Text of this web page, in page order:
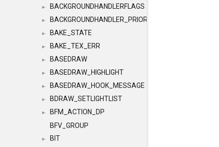
► BACKGROUNDHANDLERFLAGS
► BACKGROUNDHANDLER_PRIORITY
► BAKE_STATE
► BAKE_TEX_ERR
► BASEDRAW
► BASEDRAW_HIGHLIGHT
► BASEDRAW_HOOK_MESSAGE
► BDRAW_SETLIGHTLIST
►
BFM_ACTION_DP
BFV_GROUP
► BIT